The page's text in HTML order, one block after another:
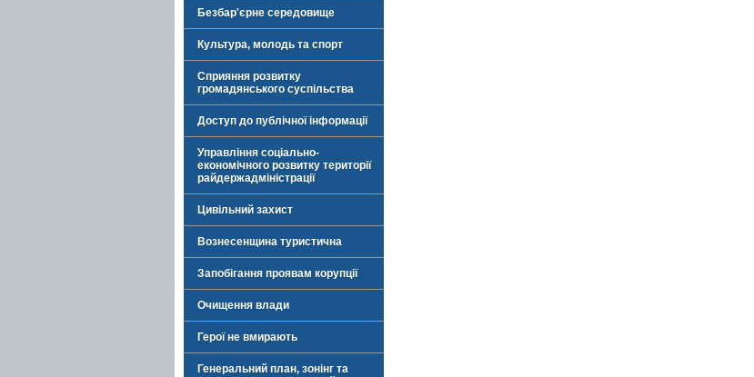
Безбар'єрне середовище
Культура, молодь та спорт
Сприяння розвитку
громадянського суспільства
Доступ до публічної інформації
Управління соціально-
економічного розвитку території
райдержадміністрації
Цивільний захист
Вознесенщина туристична
Запобігання проявам корупції
Очищення влади
Герої не вмирають
Генеральний план, зонінг та